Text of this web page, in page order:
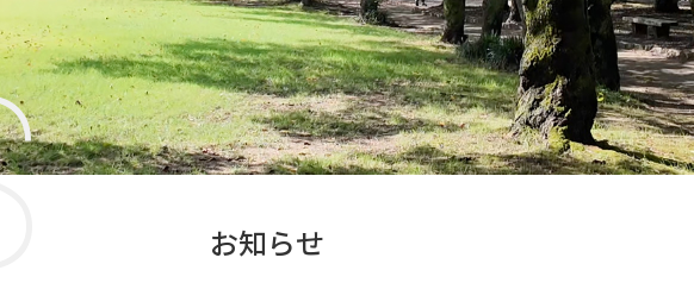
お知らせ